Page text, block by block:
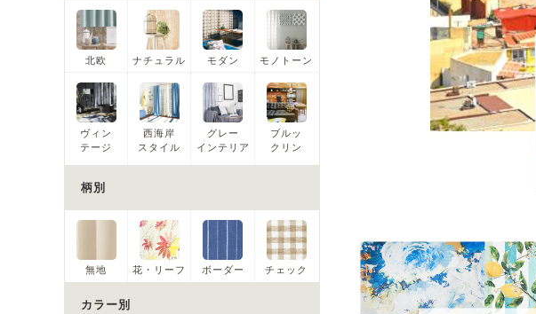
北欧 ナチュラル モダン モノトーン
ヴィン
テージ
西海岸
スタイル
グレー
インテリア
ブルッ
クリン
柄別
無地 花・リーフ ボーダー チェック
カラー別